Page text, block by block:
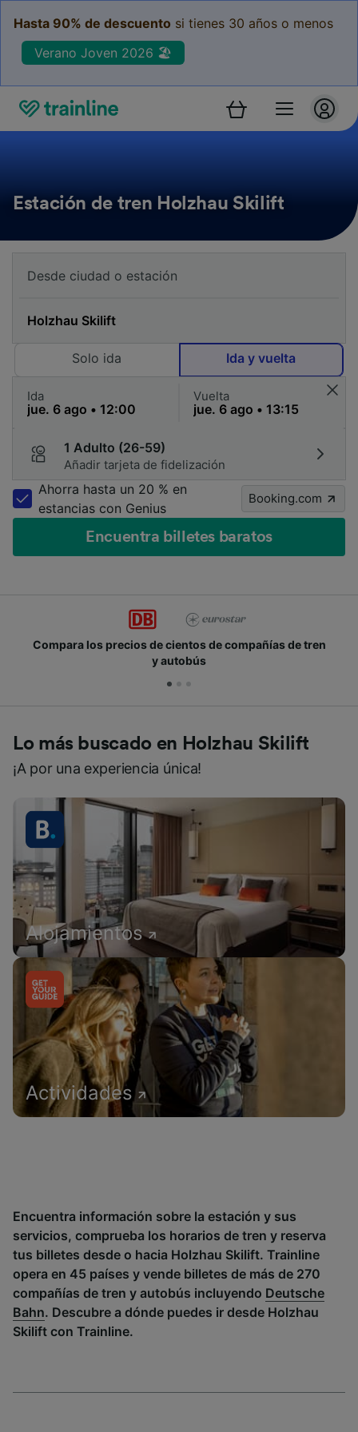
Hasta 90% de descuento si tienes 30 años o menos
Verano Joven 2026 🏖️
Estación de tren Holzhau Skilift
Solo ida Ida y vuelta
Ida Vuelta
1 Adulto (26-59)
Añadir tarjeta de fidelización
Ahorra hasta un 20 % en
estancias con Genius
Booking.com
Encuentra billetes baratos
Compara los precios de cientos de compañías de tren
y autobús
Lo más buscado en Holzhau Skilift
¡A por una experiencia única!
Alojamientos
Actividades
Encuentra información sobre la estación y sus
servicios, comprueba los horarios de tren y reserva
tus billetes desde o hacia Holzhau Skilift. Trainline
opera en 45 países y vende billetes de más de 270
compañías de tren y autobús incluyendo Deutsche
Bahn. Descubre a dónde puedes ir desde Holzhau
Skilift con Trainline.